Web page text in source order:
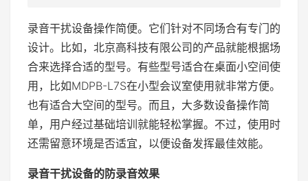
录音干扰设备操作简便。它们针对不同场合有专门的
设计。比如，北京高科技有限公司的产品就能根据场
合来选择合适的型号。有些型号适合在桌面小空间使
用，比如MDPB-L7S在小型会议室使用就非常方便。
也有适合大空间的型号。而且，大多数设备操作简
单，用户经过基础培训就能轻松掌握。不过，使用时
还需留意环境是否适宜，以便设备发挥最佳效能。
录音干扰设备的防录音效果